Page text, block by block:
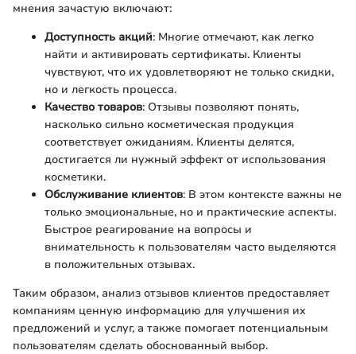
мнения зачастую включают:
Доступность акций: Многие отмечают, как легко
найти и активировать сертификаты. Клиенты
чувствуют, что их удовлетворяют не только скидки,
но и легкость процесса.
Качество товаров: Отзывы позволяют понять,
насколько сильно косметическая продукция
соответствует ожиданиям. Клиенты делятся,
достигается ли нужный эффект от использования
косметики.
Обслуживание клиентов: В этом контексте важны не
только эмоциональные, но и практические аспекты.
Быстрое реагирование на вопросы и
внимательность к пользователям часто выделяются
в положительных отзывах.
Таким образом, анализ отзывов клиентов предоставляет
компаниям ценную информацию для улучшения их
предложений и услуг, а также помогает потенциальным
пользователям сделать обоснованный выбор.